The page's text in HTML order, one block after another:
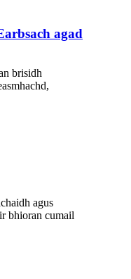
agad
brisidh
agus
bhioran cumail